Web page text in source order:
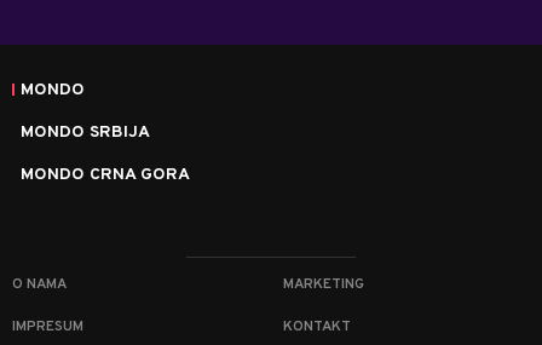
MONDO
MONDO SRBIJA
MONDO CRNA GORA
O NAMA MARKETING
IMPRESUM KONTAKT